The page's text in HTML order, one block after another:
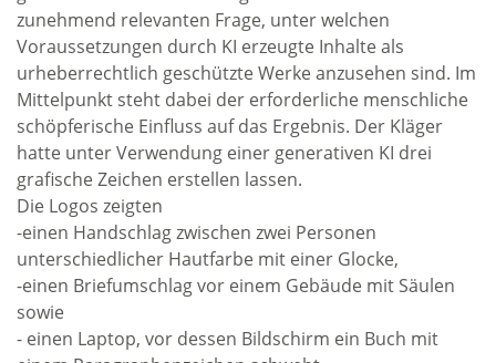
zunehmend relevanten Frage, unter welchen
Voraussetzungen durch KI erzeugte Inhalte als
urheberrechtlich geschützte Werke anzusehen sind. Im
Mittelpunkt steht dabei der erforderliche menschliche
schöpferische Einfluss auf das Ergebnis. Der Kläger
hatte unter Verwendung einer generativen KI drei
grafische Zeichen erstellen lassen.
Die Logos zeigten
-einen Handschlag zwischen zwei Personen
unterschiedlicher Hautfarbe mit einer Glocke,
-einen Briefumschlag vor einem Gebäude mit Säulen
sowie
- einen Laptop, vor dessen Bildschirm ein Buch mit